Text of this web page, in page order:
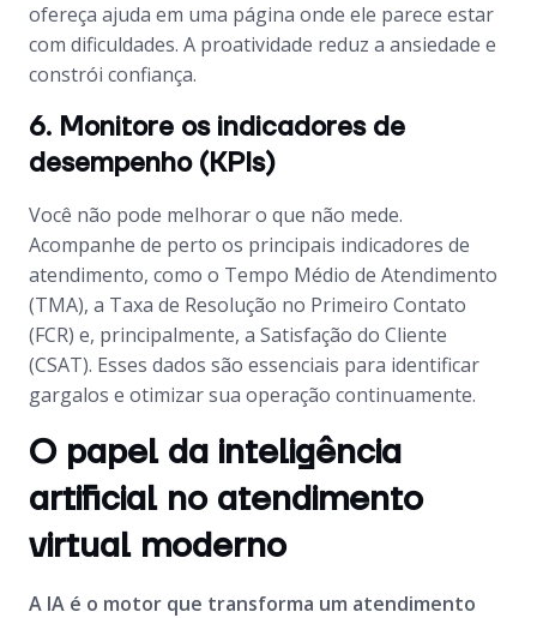
ofereça ajuda em uma página onde ele parece estar
com dificuldades. A proatividade reduz a ansiedade e
constrói confiança.
6. Monitore os indicadores de
desempenho (KPIs)
Você não pode melhorar o que não mede.
Acompanhe de perto os principais indicadores de
atendimento, como o Tempo Médio de Atendimento
(TMA), a Taxa de Resolução no Primeiro Contato
(FCR) e, principalmente, a Satisfação do Cliente
(CSAT). Esses dados são essenciais para identificar
gargalos e otimizar sua operação continuamente.
O papel da inteligência
artificial no atendimento
virtual moderno
A IA é o motor que transforma um atendimento